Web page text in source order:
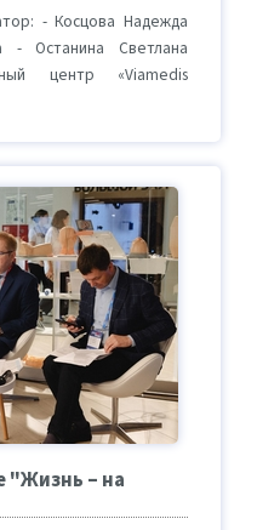
- Косцова Надежда
- Останина Светлана
центр «Viamedis
"Жизнь – на